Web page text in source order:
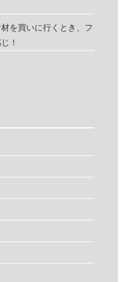
を買いに行くとき、フ
！